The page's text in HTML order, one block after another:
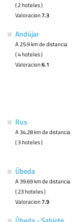
( 2 hoteles )
Valoracion7.3
Andújar
A 25.9 km de distancia
( 4 hoteles )
Valoracion6.1
Rus
A 34.28 km de distancia
( 3 hoteles )
Úbeda
A 39.69 km de distancia
( 23 hoteles )
Valoracion7.9
Úbeda - Sabiote